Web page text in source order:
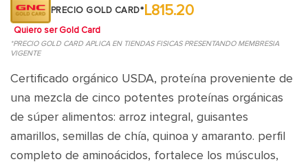
PRECIO GOLD CARD*L815.20
Quiero ser Gold Card
*PRECIO GOLD CARD APLICA EN TIENDAS FISICAS PRESENTANDO MEMBRESIA
VIGENTE
Certificado orgánico USDA, proteína proveniente de
una mezcla de cinco potentes proteínas orgánicas
de súper alimentos: arroz integral, guisantes
amarillos, semillas de chía, quinoa y amaranto. perfil
completo de aminoácidos, fortalece los músculos,